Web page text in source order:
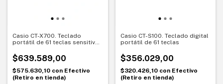
Casio CT-X700. Teclado
portátil de 61 teclas sensitivas
$639.589,00
$575.630,10 con Efectivo
(Retiro en tienda)
Casio CT-S100. Teclado digital
portátil de 61 teclas
$356.029,00
$320.426,10 con Efectivo
(Retiro en tienda)